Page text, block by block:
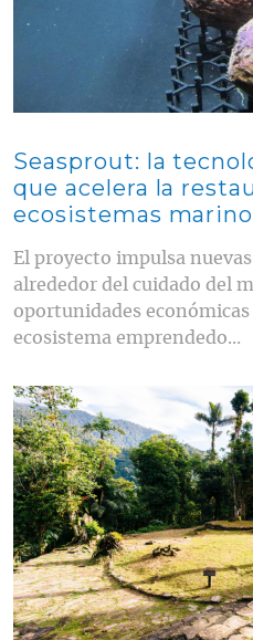
Seasprout: la
que acelera la
ecosistemas
El proyecto impulsa
alrededor del cuidado del
oportunidades económicas
ecosistema emprendedo...
Contenido multimedia principal